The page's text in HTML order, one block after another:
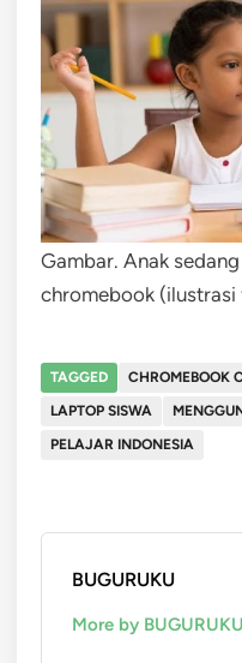
Gambar. Anak
chromebook
TAGGED CHROMEBOOK
LAPTOP SISWA
PELAJAR INDONESIA
BUGURUKU
More by BUGURUKU